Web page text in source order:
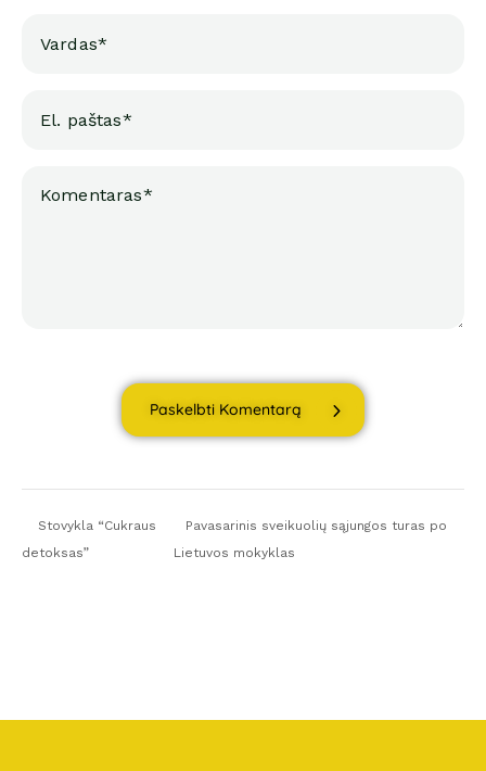
Paskelbti Komentarą
Stovykla “Cukraus
detoksas”
Pavasarinis sveikuolių sąjungos turas po
Lietuvos mokyklas